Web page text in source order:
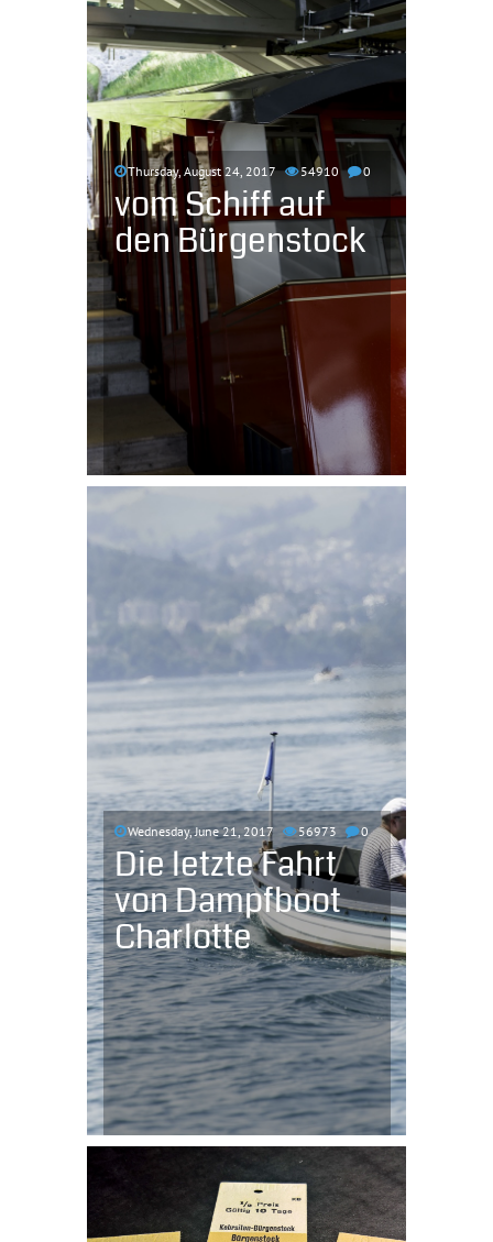
Thursday, August 24, 2017 54910 0
vom Schiff auf
den Bürgenstock
Wednesday, June 21, 2017 56973 0
Die letzte Fahrt
von Dampfboot
Charlotte